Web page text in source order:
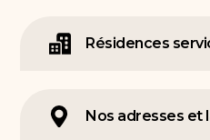
Résidences
Nos adresses et